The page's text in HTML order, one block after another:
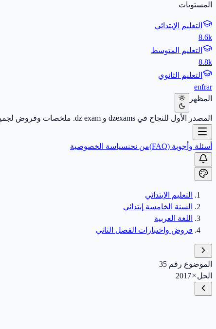
المستويات
التعليم الإبتدائي
8.6k
التعليم المتوسط
8.8k
التعليم الثانوي
enfrar
المظهر
المصدر الأول للنجاح في dzexams و dz exam. ملخصات وفروض لجميع الأطوار.
أسئلة وأجوبة (FAQ) من نحنسياسة الخصوصية
التعليم الإبتدائي
السنة الخامسة إبتدائي
اللغة العربية
فروض واختبارات الفصل الثاني
الموضوع رقم 35
الحل
2017